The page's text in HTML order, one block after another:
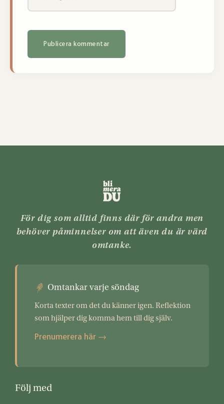
För dig som alltid finns där för andra men
behöver påminnelser om att även du är värd
omtanke.
Omtankar varje söndag
Korta texter om det du känner igen. Reflektion
som hjälper dig komma hem till dig själv.
Prenumerera här →
Följ med